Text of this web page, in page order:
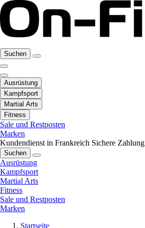
Suchen
Ausrüstung
Kampfsport
Martial Arts
Fitness
Sale und Restposten
Marken
Kundendienst in Frankreich Sichere Zahlung
Suchen
Ausrüstung
Kampfsport
Martial Arts
Fitness
Sale und Restposten
Marken
Startseite